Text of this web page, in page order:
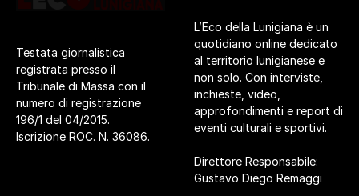
Testata giornalistica
registrata presso il
Tribunale di Massa con il
numero di registrazione
196/1 del 04/2015.
Iscrizione ROC. N. 36086.
L’Eco della Lunigiana è un
quotidiano online dedicato
al territorio lunigianese e
non solo. Con interviste,
inchieste, video,
approfondimenti e report di
eventi culturali e sportivi.
Direttore Responsabile:
Gustavo Diego Remaggi